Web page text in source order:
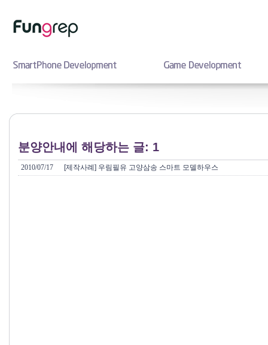
분양안내에 해당하는 글: 1
2010/07/17 [제작사례] 우림필유 고양삼송 스마트 모델하우스